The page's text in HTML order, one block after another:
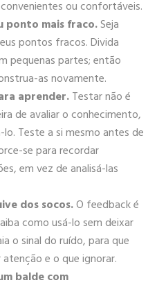
ou confortáveis.
ponto mais fraco.Seja
pontos fracos. Divida
pequenas partes; então
as novamente.
aprender.Testar não é
de avaliar o conhecimento,
Teste a si mesmo antes de
se para recordar
em vez de analisá-las
dos socos.O feedback é
como usá-lo sem deixar
o sinal do ruído, para que
e o que ignorar.
balde com